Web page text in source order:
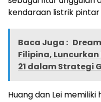
kendaraan listrik
Baca Juga :
Filipina, Luncurkan
21 dalam Strategi
Huang dan Lei memiliki